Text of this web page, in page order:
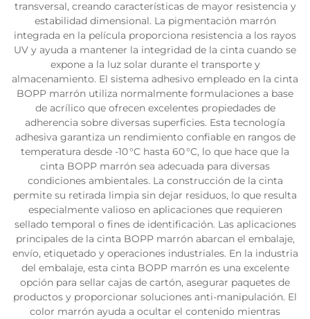
transversal, creando características de mayor resistencia y
estabilidad dimensional. La pigmentación marrón
integrada en la película proporciona resistencia a los rayos
UV y ayuda a mantener la integridad de la cinta cuando se
expone a la luz solar durante el transporte y
almacenamiento. El sistema adhesivo empleado en la cinta
BOPP marrón utiliza normalmente formulaciones a base
de acrílico que ofrecen excelentes propiedades de
adherencia sobre diversas superficies. Esta tecnología
adhesiva garantiza un rendimiento confiable en rangos de
temperatura desde -10 °C hasta 60 °C, lo que hace que la
cinta BOPP marrón sea adecuada para diversas
condiciones ambientales. La construcción de la cinta
permite su retirada limpia sin dejar residuos, lo que resulta
especialmente valioso en aplicaciones que requieren
sellado temporal o fines de identificación. Las aplicaciones
principales de la cinta BOPP marrón abarcan el embalaje,
envío, etiquetado y operaciones industriales. En la industria
del embalaje, esta cinta BOPP marrón es una excelente
opción para sellar cajas de cartón, asegurar paquetes de
productos y proporcionar soluciones anti-manipulación. El
color marrón ayuda a ocultar el contenido mientras